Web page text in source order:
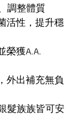
調整體質
活性，提升穩
榮獲A.A.
外出補充無負
髮族族皆可安